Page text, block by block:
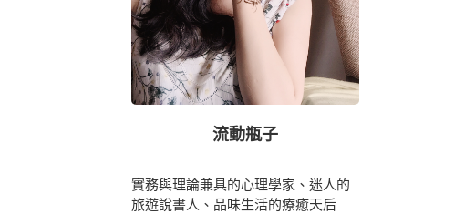
流動瓶子
實務與理論兼具的心理學家、迷人的
旅遊說書人、品味生活的療癒天后